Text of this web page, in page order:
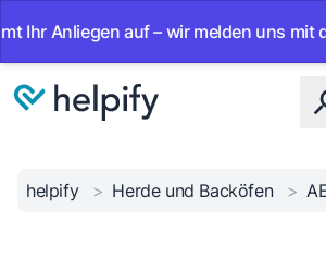
auf – wir melden uns mit der
helpify > Herde und Backöfen >